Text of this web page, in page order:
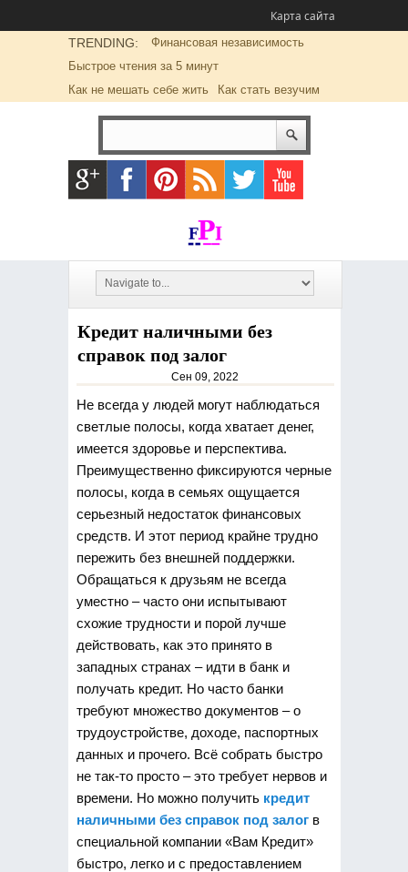
Карта сайта
TRENDING:
Финансовая независимость
Быстрое чтения за 5 минут
Как не мешать себе жить
Как стать везучим
Кредит наличными без
справок под залог
Сен 09, 2022
Не всегда у людей могут наблюдаться
светлые полосы, когда хватает денег,
имеется здоровье и перспектива.
Преимущественно фиксируются черные
полосы, когда в семьях ощущается
серьезный недостаток финансовых
средств. И этот период крайне трудно
пережить без внешней поддержки.
Обращаться к друзьям не всегда
уместно – часто они испытывают
схожие трудности и порой лучше
действовать, как это принято в
западных странах – идти в банк и
получать кредит. Но часто банки
требуют множество документов – о
трудоустройстве, доходе, паспортных
данных и прочего. Всё собрать быстро
не так-то просто – это требует нервов и
времени. Но можно получить кредит
наличными без справок под залогв
специальной компании «Вам Кредит»
быстро, легко и с предоставлением